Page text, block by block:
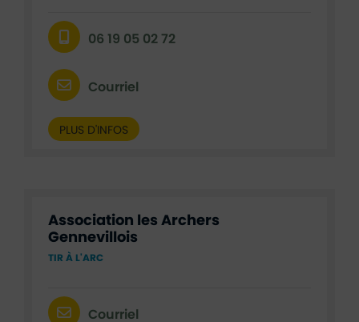
06 19 05 02 72
Courriel
PLUS D'INFOS
Association les Archers
Gennevillois
TIR À L'ARC
Courriel